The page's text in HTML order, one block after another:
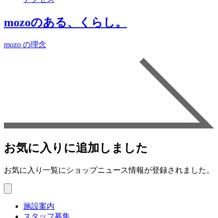
mozoのある、くらし。
mozo の理念
お気に入りに追加しました
お気に入り一覧にショップニュース情報が登録されました。
施設案内
スタッフ募集